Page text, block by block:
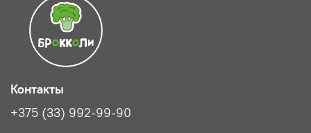
Контакты
+375 (33) 992-99-90